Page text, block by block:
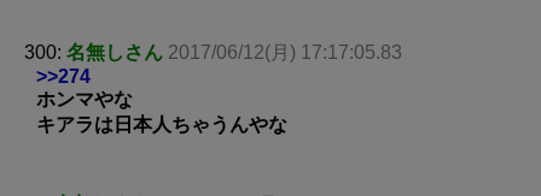
300: 名無しさん 2017/06/12(月) 17:17:05.83
>>274
ホンマやな
キアラは日本人ちゃうんやな